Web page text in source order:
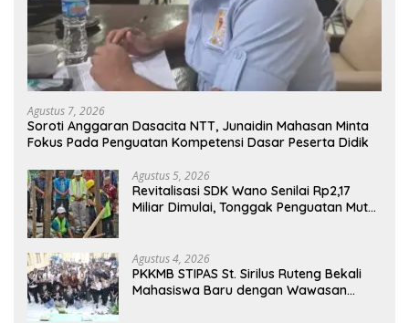
Agustus 7, 2026
Soroti Anggaran Dasacita NTT, Junaidin Mahasan Minta
Fokus Pada Penguatan Kompetensi Dasar Peserta Didik
Agustus 5, 2026
Revitalisasi SDK Wano Senilai Rp2,17
Miliar Dimulai, Tonggak Penguatan Mutu
Agustus 4, 2026
PKKMB STIPAS St. Sirilus Ruteng Bekali
Mahasiswa Baru dengan Wawasan